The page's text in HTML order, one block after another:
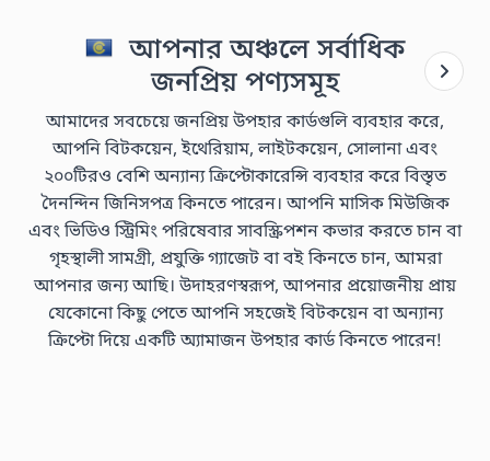
আপনার অঞ্চলে সর্বাধিক
জনপ্রিয় পণ্যসমূহ
আমাদের সবচেয়ে জনপ্রিয় উপহার কার্ডগুলি ব্যবহার করে,
আপনি বিটকয়েন, ইথেরিয়াম, লাইটকয়েন, সোলানা এবং
২০০টিরও বেশি অন্যান্য ক্রিপ্টোকারেন্সি ব্যবহার করে বিস্তৃত
দৈনন্দিন জিনিসপত্র কিনতে পারেন। আপনি মাসিক মিউজিক
এবং ভিডিও স্ট্রিমিং পরিষেবার সাবস্ক্রিপশন কভার করতে চান বা
গৃহস্থালী সামগ্রী, প্রযুক্তি গ্যাজেট বা বই কিনতে চান, আমরা
আপনার জন্য আছি। উদাহরণস্বরূপ, আপনার প্রয়োজনীয় প্রায়
যেকোনো কিছু পেতে আপনি সহজেই বিটকয়েন বা অন্যান্য
ক্রিপ্টো দিয়ে একটি অ্যামাজন উপহার কার্ড কিনতে পারেন!